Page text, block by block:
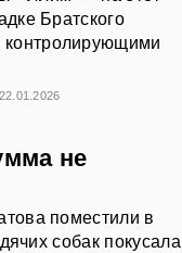
Братского
22.01.2026
не
поместили в
собак покусала